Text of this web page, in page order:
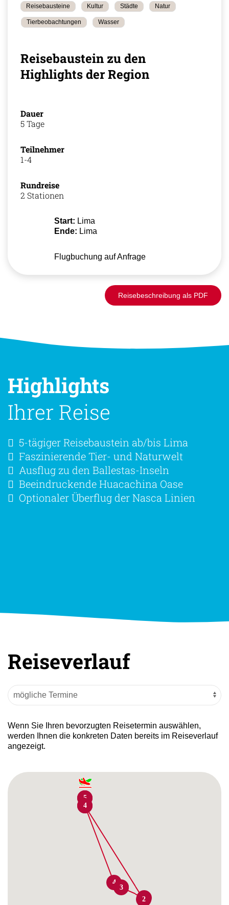
Reisebausteine Kultur Städte Natur
Tierbeobachtungen Wasser
Reisebaustein zu den
Highlights der Region
Dauer
5 Tage
Teilnehmer
1-4
Rundreise
2 Stationen
Start: Lima
Ende: Lima
Flugbuchung auf Anfrage
Reisebeschreibung als PDF
Highlights
Ihrer Reise
5-tägiger Reisebaustein ab/bis Lima
Faszinierende Tier- und Naturwelt
Ausflug zu den Ballestas-Inseln
Beeindruckende Huacachina Oase
Optionaler Überflug der Nasca Linien
Reiseverlauf
Wenn Sie Ihren bevorzugten Reisetermin auswählen,
werden Ihnen die konkreten Daten bereits im Reiseverlauf
angezeigt.
1
1
2
2
3
3
4
4
5